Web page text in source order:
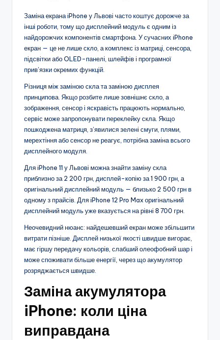
Заміна екрана iPhone у Львові часто коштує дорожче за
інші роботи, тому що дисплейний модуль є одним із
найдорожчих компонентів смартфона. У сучасних iPhone
екран — це не лише скло, а комплекс із матриці, сенсора,
підсвітки або OLED-панелі, шлейфів і програмної
прив’язки окремих функцій.
Різниця між заміною скла та заміною дисплея
принципова. Якщо розбите лише зовнішнє скло, а
зображення, сенсор і яскравість працюють нормально,
сервіс може запропонувати переклейку скла. Якщо
пошкоджена матриця, з’явилися зелені смуги, плями,
мерехтіння або сенсор не реагує, потрібна заміна всього
дисплейного модуля.
Для iPhone 11 у Львові можна знайти заміну скла
приблизно за 2 200 грн, дисплей-копію за 1 900 грн, а
оригінальний дисплейний модуль — близько 2 500 грн в
одному з прайсів. Для iPhone 12 Pro Max оригінальний
дисплейний модуль уже вказується на рівні 8 700 грн.
Неочевидний нюанс: найдешевший екран може збільшити
витрати пізніше. Дисплей низької якості швидше вигорає,
має гіршу передачу кольорів, слабший олеофобний шар і
може споживати більше енергії, через що акумулятор
розряджається швидше.
Заміна акумулятора
iPhone: коли ціна
виправдана